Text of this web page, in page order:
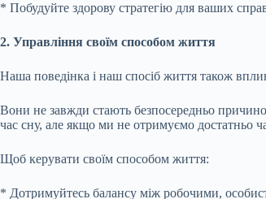
* Побудуйте здорову стратегію для ваших
2. Управління своїм способом життя
Наша поведінка і наш спосіб життя також
Вони не завжди стають безпосередньо
час сну, але якщо ми не отримуємо достатньо
Щоб керувати своїм способом життя:
* Дотримуйтесь балансу між робочими,